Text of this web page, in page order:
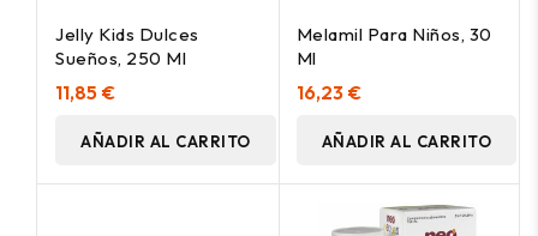
Jelly Kids Dulces
Sueños, 250 Ml
11,85 €
AÑADIR AL CARRITO
Melamil Para Niños, 30
Ml
16,23 €
AÑADIR AL CARRITO